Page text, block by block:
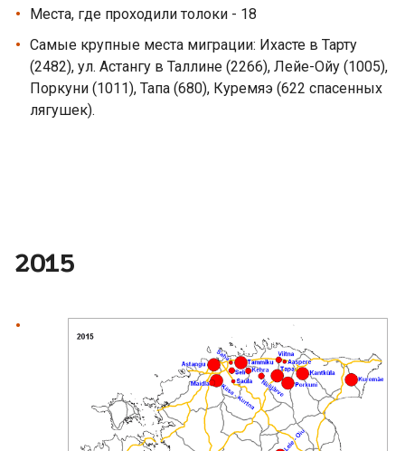
Места, где проходили толоки - 18
Самые крупные места миграции: Ихасте в Тарту
(2482), ул. Астангу в Таллине (2266), Лейе-Ойу (1005),
Поркуни (1011), Тапа (680), Куремяэ (622 спасенных
лягушек).
2015